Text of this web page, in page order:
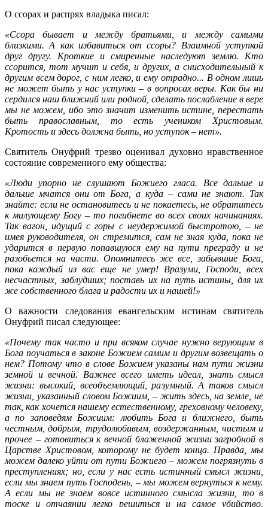
О ссорах и распрях владыка писал:
«Ссора бывает и между братьями, и между самыми
близкими. А как избавиться от ссоры? Взаимной уступкой
друг другу. Кроткие и смиренные наследуют землю. Кто
ссорится, тот мучит и себя, и других, а снисходительный к
другим всем дорог, с ним легко, и ему отрадно... В одном лишь
не может быть у нас уступки – в вопросах веры. Как бы ни
сердился наш ближний или родной, сделать послабление в вере
мы не можем, ибо это значит изменить истине, перестать
быть православным, то есть учеником Христовым.
Кротость и здесь должна быть, но уступок – нет».
Святитель Онуфрий трезво оценивал духовно нравственное
состояние современного ему общества:
«Люди упорно не слушают Божиего гласа. Все дальше и
дальше мчатся они от Бога, а куда – сами не знают. Так
знайте: если не остановитесь и не покаетесь, не обратитесь
к милующему Богу – то погибнете во всех своих начинаниях.
Так вагон, идущий с горы с неудержимой быстротою, – не
имея руководителя, он стремится, сам не зная куда, пока не
ударится в первую попавшуюся ему на пути преграду и не
разобьется на части. Опомнитесь же все, забывшие Бога,
пока каждый из вас еще не умер! Вразуми, Господи, всех
несчастных, заблудших; поставь их на путь истины, для их
же собственного блага и радости их и нашей!»
О важности следования евангельским истинам святитель
Онуфрий писал следующее:
«Почему так часто и при всяком случае нужно верующим в
Бога поучаться в законе Божием самим и другим возвещать о
нем? Потому что в слове Божием указаны нам пути жизни
земной и вечной. Важнее всего иметь идеал, знать смысл
жизни: высокий, всеобъемлющий, разумный. А таков смысл
жизни, указанный словом Божиим, – жить здесь, на земле, не
так, как хочется нашему естественному, греховному человеку,
а по заповедям Божиим: любить Бога и ближнего, быть
честным, добрым, трудолюбивым, воздержанным, чистым и
прочее – готовиться к вечной блаженной жизни загробной в
Царстве Христовом, которому не будет конца. Правда, мы
можем далеко уйти от пути Божиего – можем погрязнуть в
преступлениях; но, если у нас есть истинный смысл жизни,
если мы знаем путь Господень, – мы можем вернуться к нему.
А если мы не знаем вовсе истинного смысла жизни, то в
тоске и отчаянии легко решиться и на самое убийство,